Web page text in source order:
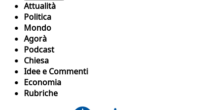
Attualità
Politica
Mondo
Agorà
Podcast
Chiesa
Idee e Commenti
Economia
Rubriche